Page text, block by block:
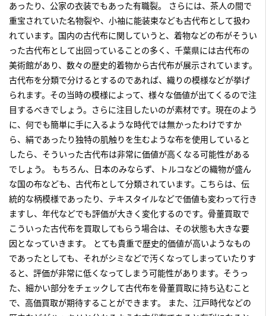
あったり、公家の衣装でもあった有職裂。 さらには、茶人の間で
重宝されていた名物裂や、小袖に能装束なども古代布として扱わ
れています。国内の古代布に関していうと、着物などの布がそうい
った古代布として出回っていることの多く、千葉県には古代布の
美術館があり、数々の歴史的着物から古代布が展示されています。
古代布を分類で分けるとするのであれば、織りの模様などが挙げ
られます。その当時の模様によって、様々な価値が出てくるので注
目するべきでしょう。さらに注目したいのが素材です。現在のよう
に、何でも簡単に手に入るような時代では無かったわけですか
ら、絹であったり独特の肌触りを生むような布を使用していると
したら、そういった古代布は非常に価値が高くなる可能性がある
でしょう。 もちろん、日本のみならず、トルコなどの織物が盛ん
な国の布なども、古代布として分類されています。こちらは、伝
統的な柄模様であったり、テキスタイルなどで価値も変わって行き
ますし、年代などでも評価が大きく変化するのです。骨董買取で
こういった古代布を買取してもらう場合は、その状態も大きな要
因となっていきます。 とても貴重で歴史的価値が高いようなもの
であったとしても、それがシミなどで汚くなってしまっていたりす
ると、評価が非常に低くなってしまう可能性があります。そうっ
た、細かい部分をチェックして古代布を骨董買取に持ち込むこと
で、高価買取が期待することができます。
また、江戸時代などの